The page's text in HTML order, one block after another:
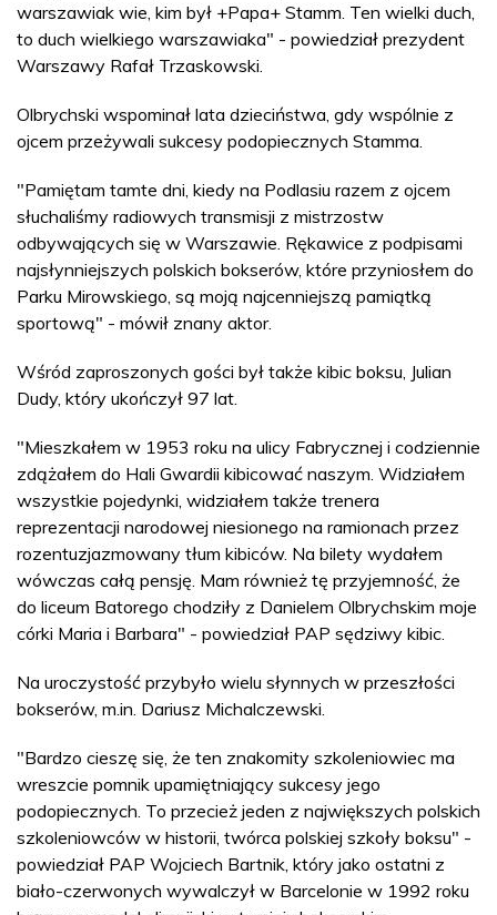
warszawiak wie, kim był +Papa+ Stamm. Ten wielki duch,
to duch wielkiego warszawiaka" - powiedział prezydent
Warszawy Rafał Trzaskowski.
Olbrychski wspominał lata dzieciństwa, gdy wspólnie z
ojcem przeżywali sukcesy podopiecznych Stamma.
"Pamiętam tamte dni, kiedy na Podlasiu razem z ojcem
słuchaliśmy radiowych transmisji z mistrzostw
odbywających się w Warszawie. Rękawice z podpisami
najsłynniejszych polskich bokserów, które przyniosłem do
Parku Mirowskiego, są moją najcenniejszą pamiątką
sportową" - mówił znany aktor.
Wśród zaproszonych gości był także kibic boksu, Julian
Dudy, który ukończył 97 lat.
"Mieszkałem w 1953 roku na ulicy Fabrycznej i codziennie
zdążałem do Hali Gwardii kibicować naszym. Widziałem
wszystkie pojedynki, widziałem także trenera
reprezentacji narodowej niesionego na ramionach przez
rozentuzjazmowany tłum kibiców. Na bilety wydałem
wówczas całą pensję. Mam również tę przyjemność, że
do liceum Batorego chodziły z Danielem Olbrychskim moje
córki Maria i Barbara" - powiedział PAP sędziwy kibic.
Na uroczystość przybyło wielu słynnych w przeszłości
bokserów, m.in. Dariusz Michalczewski.
"Bardzo cieszę się, że ten znakomity szkoleniowiec ma
wreszcie pomnik upamiętniający sukcesy jego
podopiecznych. To przecież jeden z największych polskich
szkoleniowców w historii, twórca polskiej szkoły boksu" -
powiedział PAP Wojciech Bartnik, który jako ostatni z
biało-czerwonych wywalczył w Barcelonie w 1992 roku